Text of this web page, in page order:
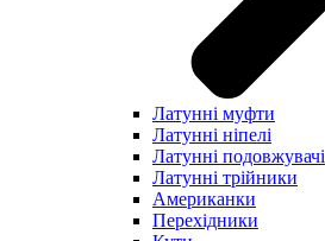
Латунні муфти
Латунні ніпелі
Латунні подовжувачі
Латунні трійники
Американки
Перехідники